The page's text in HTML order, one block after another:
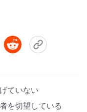
ていない
を切望している